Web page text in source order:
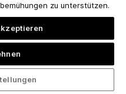
zu unterstützen.